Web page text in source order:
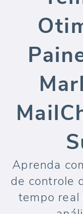
Aprenda
de controle
tempo